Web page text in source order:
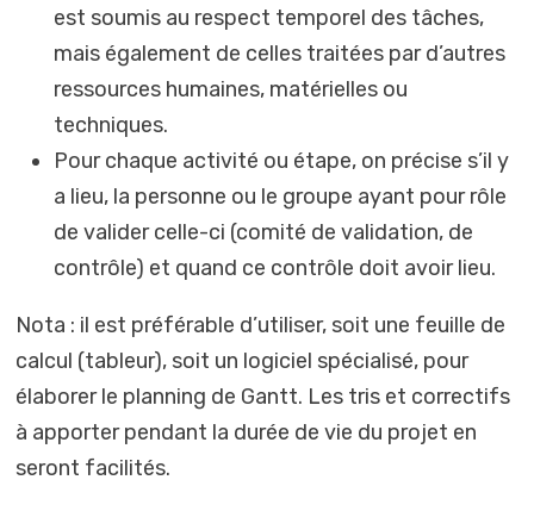
est soumis au respect temporel des tâches,
mais également de celles traitées par d’autres
ressources humaines, matérielles ou
techniques.
Pour chaque activité ou étape, on précise s’il y
a lieu, la personne ou le groupe ayant pour rôle
de valider celle-ci (comité de validation, de
contrôle) et quand ce contrôle doit avoir lieu.
Nota : il est préférable d’utiliser, soit une feuille de
calcul (tableur), soit un logiciel spécialisé, pour
élaborer le planning de Gantt. Les tris et correctifs
à apporter pendant la durée de vie du projet en
seront facilités.